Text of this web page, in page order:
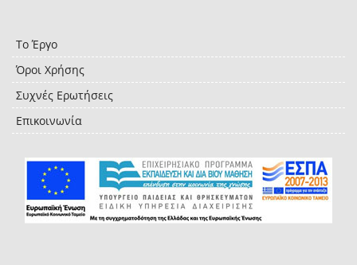
Το Έργο
Όροι Χρήσης
Συχνές Ερωτήσεις
Επικοινωνία